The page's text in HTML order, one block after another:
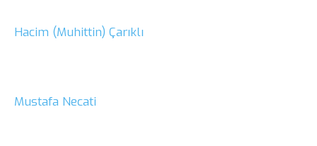
Hacim (Muhittin) Çarıklı
Mustafa Necati